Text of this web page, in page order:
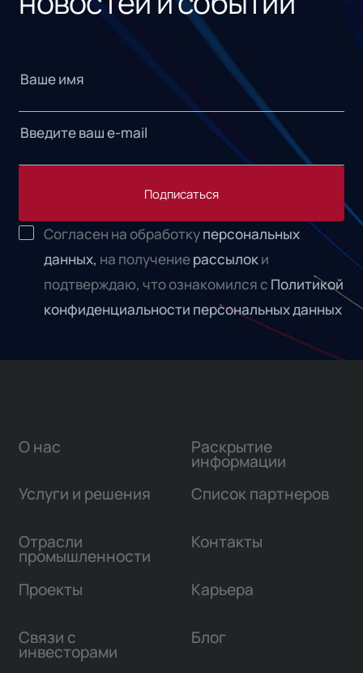
Подписаться
Согласен на обработкуперсональных
данных, на получениерассылоки
подтверждаю, что ознакомился с Политикой
конфиденциальности персональных данных
О нас
Услуги и решения
Отрасли
промышленности
Проекты
Связи с
инвесторами
Раскрытие
информации
Список партнеров
Контакты
Карьера
Блог